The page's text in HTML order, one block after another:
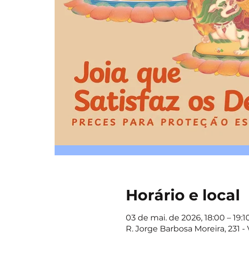
Horário e local
03 de mai. de 2026, 18:00 –
R. Jorge Barbosa Moreira, 231